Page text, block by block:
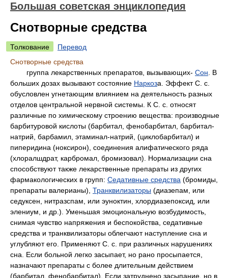
Большая советская энциклопедия
Снотворные средства
Толкование
Перевод
Снотворные средства
группа лекарственных препаратов, вызывающих- Сон . В
больших дозах вызывают состояние Наркоза. Эффект С. с.
обусловлен угнетающим влиянием на деятельность разных
отделов центральной нервной системы. К С. с. относят
различные по химическому строению вещества: производные
барбитуровой кислоты (барбитал, фенобарбитал, барбитал-
натрий, барбамил, этаминал-натрий, (циклобарбитал) и
пиперидина (ноксирон), соединения алифатического ряда
(хлоралшдрат, карбромал, бромизовал). Нормализации сна
способствуют также лекарственные препараты из других
фармакологических в групп: Седативные средства (бромиды,
препараты валерианы), Транквилизаторы (диазепам, или
седуксен, нитразспам, или эуноктин, хлордиазепоксид, или
элениум, и др.). Уменьшая эмоциональную возбудимость,
снимая чувство напряжения и беспокойства, седативные
средства и транквилизаторы облегчают наступление сна и
углубляют его. Применяют С. с. при различных нарушениях
сна. Если больной легко засыпает, но рано просыпается,
назначают препараты с более длительным действием
(барбитал, фенобарбитал). Если затруднено засыпание, но в